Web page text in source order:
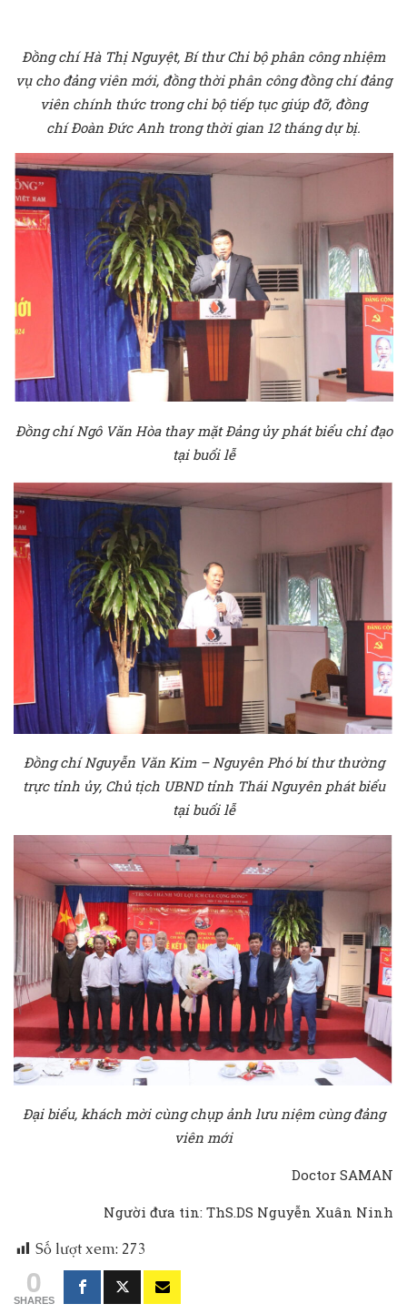
Đồng chí Hà Thị Nguyệt, Bí thư Chi bộ phân công nhiệm
vụ cho đảng viên mới, đồng thời phân công đồng chí đảng
viên chính thức trong chi bộ tiếp tục giúp đỡ, đồng
chí Đoàn Đức Anh trong thời gian 12 tháng dự bị.
Đồng chí Ngô Văn Hòa thay mặt Đảng ủy phát biểu chỉ đạo
tại buổi lễ
Đồng chí Nguyễn Văn Kim – Nguyên Phó bí thư thường
trực tỉnh ủy, Chủ tịch UBND tỉnh Thái Nguyên phát biểu
tại buổi lễ
Đại biểu, khách mời cùng chụp ảnh lưu niệm cùng đảng
viên mới
Doctor SAMAN
Người đưa tin: ThS.DS Nguyễn Xuân Ninh
Số lượt xem: 273
0
SHARES